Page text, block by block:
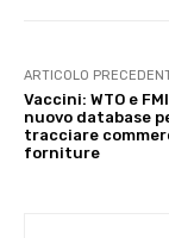
ARTICOLO
Vaccini: WTO e
nuovo database
tracciare
forniture